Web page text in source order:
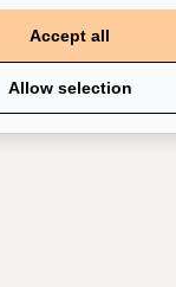
Allow selection
Accept all